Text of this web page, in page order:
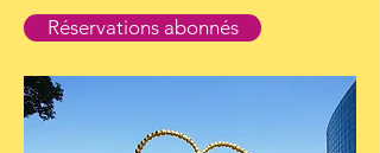
Réservations abonnés